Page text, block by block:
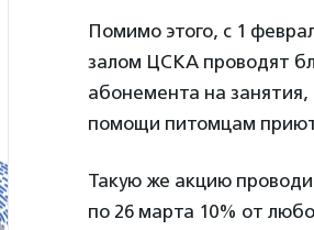
Помимо этого, с 1
залом ЦСКА проводят
абонемента на занятия,
помощи питомцам
Такую же акцию
по 26 марта 10% от